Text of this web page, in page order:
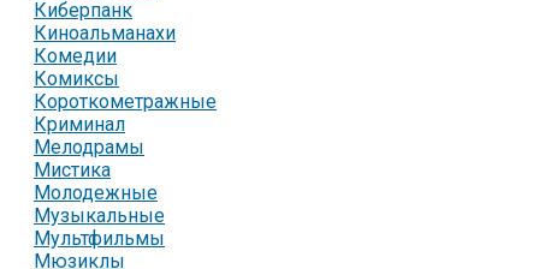
Киберпанк
Киноальманахи
Комедии
Комиксы
Короткометражные
Криминал
Мелодрамы
Мистика
Молодежные
Музыкальные
Мультфильмы
Мюзиклы